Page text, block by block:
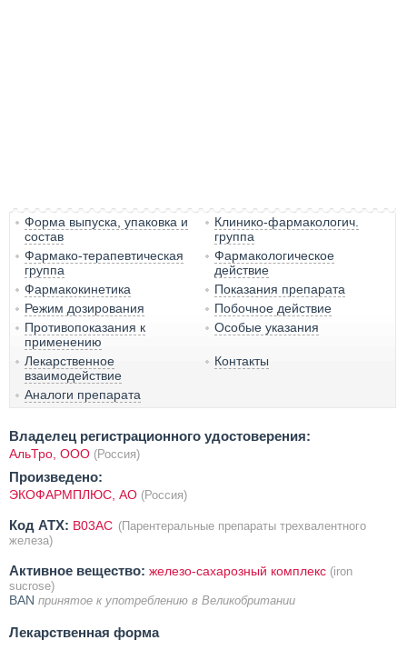
Форма выпуска, упаковка и
состав
Клинико-фармакологич.
группа
Фармако-терапевтическая
группа
Фармакологическое
действие
Фармакокинетика
Показания препарата
Режим дозирования
Побочное действие
Противопоказания к
применению
Особые указания
Лекарственное
взаимодействие
Контакты
Аналоги препарата
Владелец регистрационного удостоверения:
АльТро, ООО (Россия)
Произведено:
ЭКОФАРМПЛЮС, АО (Россия)
Код ATX: B03AC (Парентеральные препараты трехвалентного
железа)
Активное вещество: железо-сахарозный комплекс (iron
sucrose)
BAN принятое к употреблению в Великобритании
Лекарственная форма